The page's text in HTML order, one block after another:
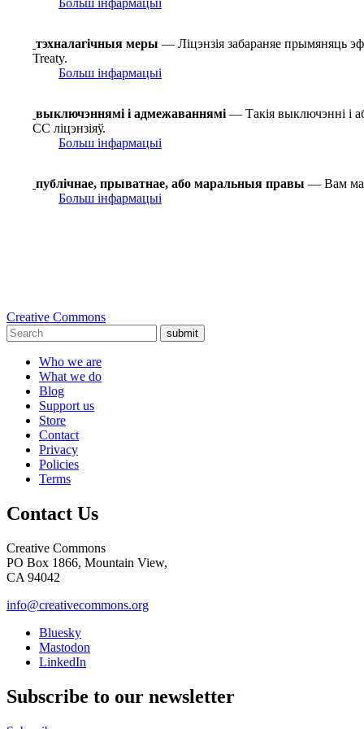
Больш інфармацыі
тэхналагічныя меры — Ліцэнзія забараняе прымяняць
Treaty.
Больш інфармацыі
выключэннямі і адмежаваннямі — Такія выключэнні і
СС ліцэнзіяў.
Больш інфармацыі
публічнае, прыватнае, або маральныя правы — Вам
Больш інфармацыі
Creative Commons
submit
Who we are
What we do
Blog
Support us
Store
Contact
Privacy
Policies
Terms
Contact Us
Creative Commons
PO Box 1866, Mountain View,
CA 94042
info@creativecommons.org
Bluesky
Mastodon
LinkedIn
Subscribe to our newsletter